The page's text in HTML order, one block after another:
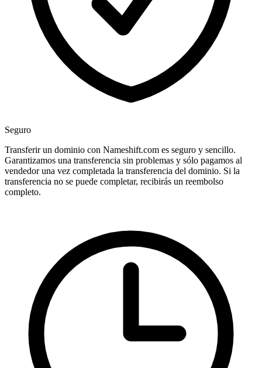
Seguro
Transferir un dominio con Nameshift.com es seguro y sencillo.
Garantizamos una transferencia sin problemas y sólo pagamos al
vendedor una vez completada la transferencia del dominio. Si la
transferencia no se puede completar, recibirás un reembolso
completo.